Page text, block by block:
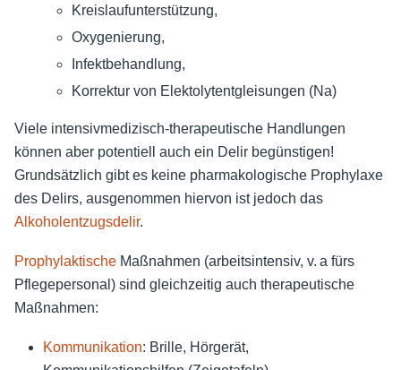
Kreislaufunterstützung,
Oxygenierung,
Infektbehandlung,
Korrektur von Elektolytentgleisungen (Na)
Viele intensivmedizisch-therapeutische Handlungen
können aber potentiell auch ein Delir begünstigen!
Grundsätzlich gibt es keine pharmakologische Prophylaxe
des Delirs, ausgenommen hiervon ist jedoch das
Alkoholentzugsdelir.
Prophylaktische Maßnahmen (arbeitsintensiv, v. a fürs
Pflegepersonal) sind gleichzeitig auch therapeutische
Maßnahmen:
Kommunikation: Brille, Hörgerät,